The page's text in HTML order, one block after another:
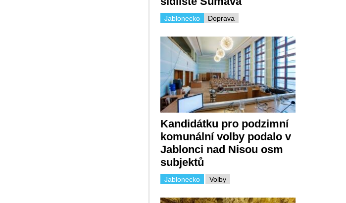
Doprava
Jablonecko
Kandidátku pro podzimní
komunální volby podalo v
Jablonci nad Nisou osm
subjektů
Jablonecko Volby